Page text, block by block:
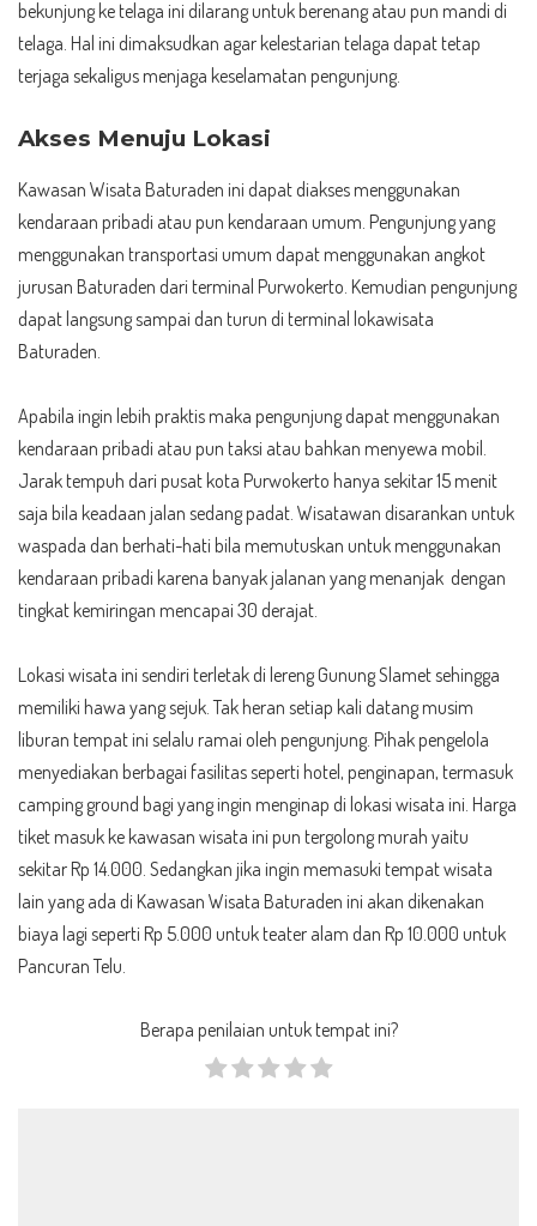
bekunjung ke telaga ini dilarang untuk berenang atau pun mandi di
telaga. Hal ini dimaksudkan agar kelestarian telaga dapat tetap
terjaga sekaligus menjaga keselamatan pengunjung.
Akses Menuju Lokasi
Kawasan Wisata Baturaden ini dapat diakses menggunakan
kendaraan pribadi atau pun kendaraan umum. Pengunjung yang
menggunakan transportasi umum dapat menggunakan angkot
jurusan Baturaden dari terminal Purwokerto. Kemudian pengunjung
dapat langsung sampai dan turun di terminal lokawisata
Baturaden.
Apabila ingin lebih praktis maka pengunjung dapat menggunakan
kendaraan pribadi atau pun taksi atau bahkan menyewa mobil.
Jarak tempuh dari pusat kota Purwokerto hanya sekitar 15 menit
saja bila keadaan jalan sedang padat. Wisatawan disarankan untuk
waspada dan berhati-hati bila memutuskan untuk menggunakan
kendaraan pribadi karena banyak jalanan yang menanjak dengan
tingkat kemiringan mencapai 30 derajat.
Lokasi wisata ini sendiri terletak di lereng Gunung Slamet sehingga
memiliki hawa yang sejuk. Tak heran setiap kali datang musim
liburan tempat ini selalu ramai oleh pengunjung. Pihak pengelola
menyediakan berbagai fasilitas seperti hotel, penginapan, termasuk
camping ground bagi yang ingin menginap di lokasi wisata ini. Harga
tiket masuk ke kawasan wisata ini pun tergolong murah yaitu
sekitar Rp 14.000. Sedangkan jika ingin memasuki tempat wisata
lain yang ada di Kawasan Wisata Baturaden ini akan dikenakan
biaya lagi seperti Rp 5.000 untuk teater alam dan Rp 10.000 untuk
Pancuran Telu.
Berapa penilaian untuk tempat ini?